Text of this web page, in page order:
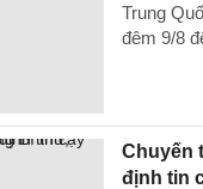
Trung
đêm 9/8
Chuyến
định tin